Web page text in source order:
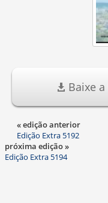
Baixe a
« edição anterior
Edição Extra 5192
próxima edição »
Edição Extra 5194